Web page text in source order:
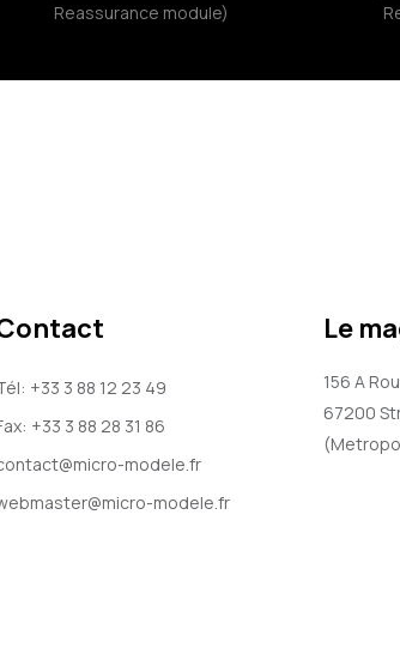
Reassurance module)
+33 3 88 12 23 49
+33 3 88 28 31 86
modele.fr
modele.fr
Le
156 A
67200